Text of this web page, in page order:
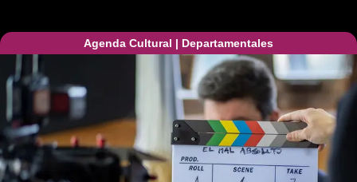
Agenda Cultural | Departamentales